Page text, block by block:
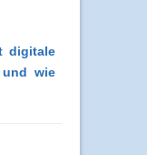
digitale
wie